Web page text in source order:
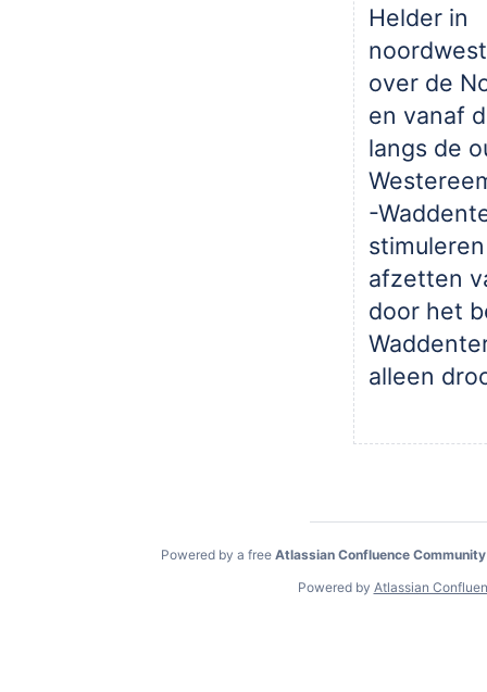
Helder in
over de
en vanaf
langs de
-
afzetten
door het
alleen
Powered by a free Atlassian Confluence
Powered by Atlassian